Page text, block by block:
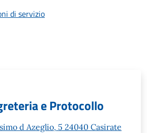
di servizio
e Protocollo
d Azeglio, 5 24040 Casirate